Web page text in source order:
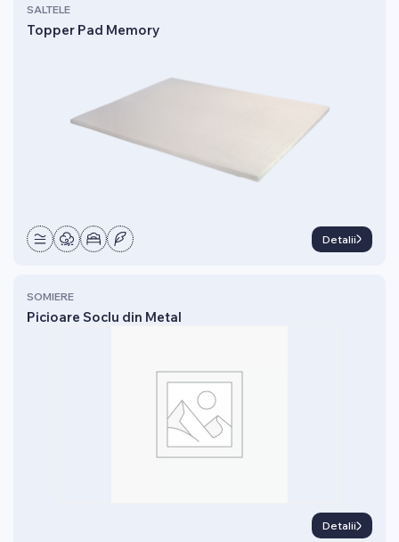
SALTELE
Topper Pad Memory
Detalii
SOMIERE
Picioare Soclu din Metal
Detalii